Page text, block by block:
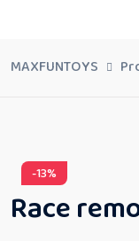
MAXFUNTOYS
-13%
Race